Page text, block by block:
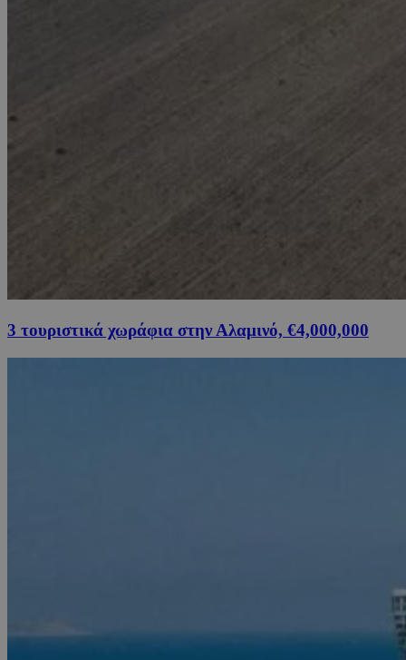
3 τουριστικά χωράφια στην Αλαμινό, €4,000,000